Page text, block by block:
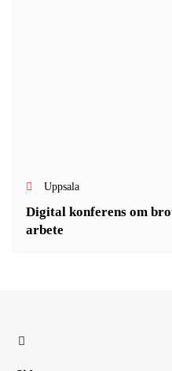
Uppsala
Digital konferens om
arbete
L
i